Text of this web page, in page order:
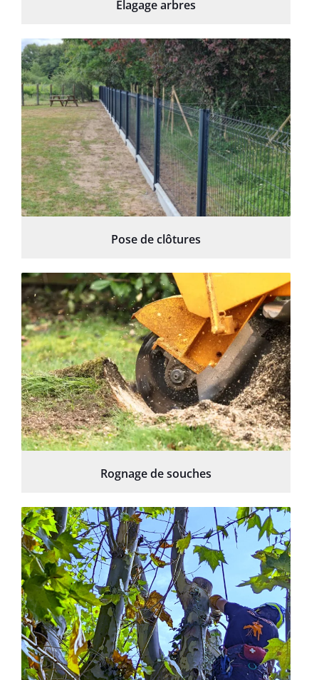
Élagage arbres
Pose de clôtures
Rognage de souches